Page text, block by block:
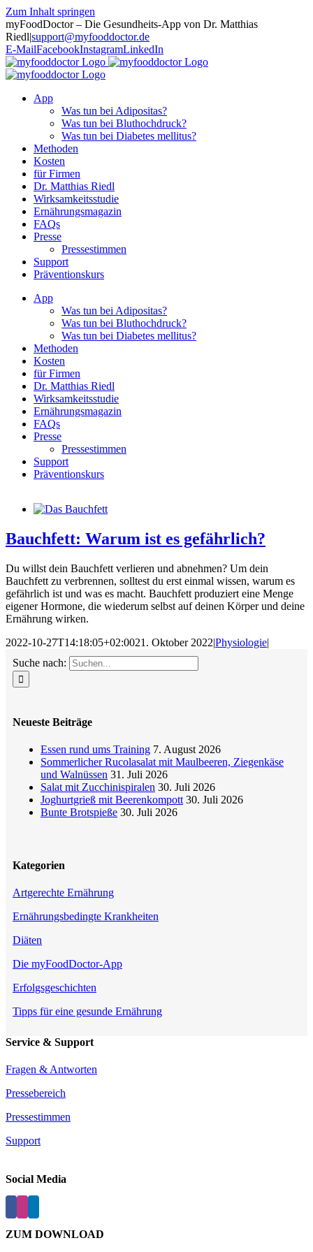
Zum Inhalt springen
myFoodDoctor – Die Gesundheits-App von Dr. Matthias
Riedl|support@myfooddoctor.de
E-MailFacebookInstagramLinkedIn
App
Was tun bei Adipositas?
Was tun bei Bluthochdruck?
Was tun bei Diabetes mellitus?
Methoden
Kosten
für Firmen
Dr. Matthias Riedl
Wirksamkeitsstudie
Ernährungsmagazin
FAQs
Presse
Pressestimmen
Support
Präventionskurs
App
Was tun bei Adipositas?
Was tun bei Bluthochdruck?
Was tun bei Diabetes mellitus?
Methoden
Kosten
für Firmen
Dr. Matthias Riedl
Wirksamkeitsstudie
Ernährungsmagazin
FAQs
Presse
Pressestimmen
Support
Präventionskurs
Bauchfett: Warum ist es gefährlich?
Du willst dein Bauchfett verlieren und abnehmen? Um dein
Bauchfett zu verbrennen, solltest du erst einmal wissen, warum es
gefährlich ist und was es macht. Bauchfett produziert eine Menge
eigener Hormone, die wiederum selbst auf deinen Körper und deine
Ernährung wirken.
2022-10-27T14:18:05+02:0021. Oktober 2022|Physiologie|
Suche nach:
Neueste Beiträge
Essen rund ums Training 7. August 2026
Sommerlicher Rucolasalat mit Maulbeeren, Ziegenkäse
und Walnüssen 31. Juli 2026
Salat mit Zucchinispiralen 30. Juli 2026
Joghurtgrieß mit Beerenkompott 30. Juli 2026
Bunte Brotspieße 30. Juli 2026
Kategorien
Artgerechte Ernährung
Ernährungsbedingte Krankheiten
Diäten
Die myFoodDoctor-App
Erfolgsgeschichten
Tipps für eine gesunde Ernährung
Service & Support
Fragen & Antworten
Pressebereich
Pressestimmen
Support
Social Media
ZUM DOWNLOAD